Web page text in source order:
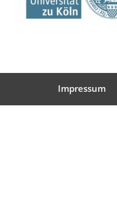
Impressum